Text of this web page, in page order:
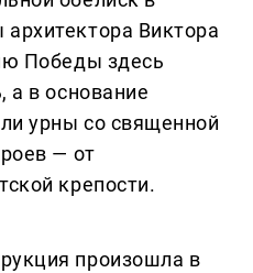
Виктора
Победы здесь
а в основание
урны со священной
— от
крепости.
произошла в